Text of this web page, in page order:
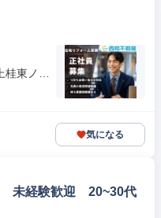
東ノ口
気になる
未経験歓迎 20~30代